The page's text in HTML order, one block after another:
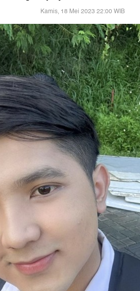
Kamis, 18 Mei 2023 22:00 WIB